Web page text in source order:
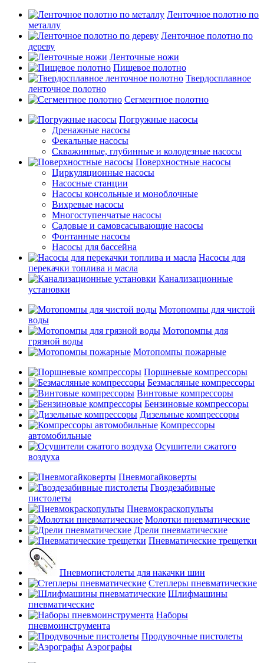
Ленточное полотно по
металлу
Ленточное полотно по
дереву
Ленточные ножи
Пищевое полотно
Твердосплавное
ленточное полотно
Сегментное полотно
Погружные насосы
Дренажные насосы
Фекальные насосы
Скважинные, глубинные и колодезные насосы
Поверхностные насосы
Циркуляционные насосы
Насосные станции
Насосы консольные и моноблочные
Вихревые насосы
Многоступенчатые насосы
Садовые и самовсасывающие насосы
Фонтанные насосы
Насосы для бассейна
Насосы для
перекачки топлива и масла
Канализационные
установки
Мотопомпы для чистой
воды
Мотопомпы для
грязной воды
Мотопомпы пожарные
Поршневые компрессоры
Безмасляные компрессоры
Винтовые компрессоры
Бензиновые компрессоры
Дизельные компрессоры
Компрессоры
автомобильные
Осушители сжатого
воздуха
Пневмогайковерты
Гвоздезабивные
пистолеты
Пневмокраскопульты
Молотки пневматические
Дрели пневматические
Пневматические трещетки
Пневмопистолеты для накачки шин
Степлеры пневматические
Шлифмашины
пневматические
Наборы
пневмоинструмента
Продувочные пистолеты
Аэрографы